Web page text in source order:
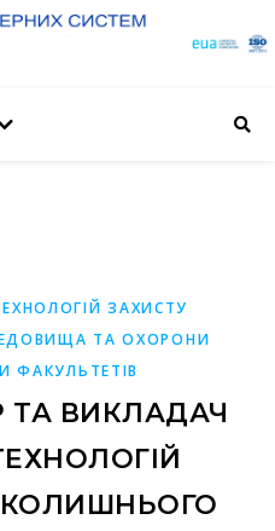
ЗАХИСТУ
ТА ОХОРОНИ
ФАКУЛЬТЕТІВ
ТА ВИКЛАДАЧ